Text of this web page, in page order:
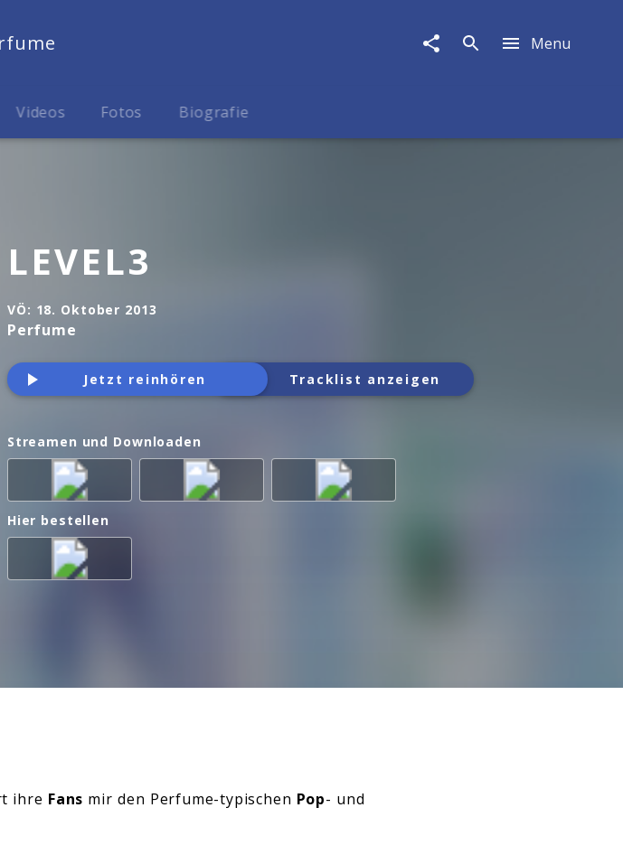
Menu
Videos Fotos Biografie
LEVEL3
VÖ: 18. Oktober 2013
Perfume
Jetzt reinhören Tracklist anzeigen
Streamen und Downloaden
Hier bestellen
ihre Fans mir den Perfume-typischen Pop- und